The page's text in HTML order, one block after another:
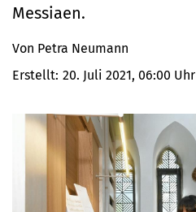
Messiaen.
Von Petra Neumann
Erstellt: 20. Juli 2021, 06:00 Uhr